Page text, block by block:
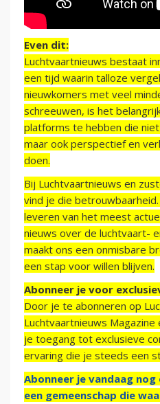
Even dit:
Luchtvaartnieuws bestaat
een tijd waarin talloze
nieuwkomers met veel
schreeuwen, is het
platforms te hebben die
maar ook perspectief en
doen.
Bij Luchtvaartnieuws en
vind je die
leveren van het meest
nieuws over de luchtvaart-
maakt ons een onmisbare
een stap voor willen blijven.
Abonneer je voor
Door je te abonneren op
Luchtvaartnieuws Magazine
je toegang tot exclusieve
ervaring die je steeds een
Abonneer je vandaag
een gemeenschap die